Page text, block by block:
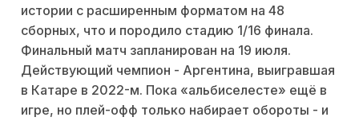
истории с расширенным форматом на 48
сборных, что и породило стадию 1/16 финала.
Финальный матч запланирован на 19 июля.
Действующий чемпион - Аргентина, выигравшая
в Катаре в 2022-м. Пока «альбиселесте» ещё в
игре, но плей-офф только набирает обороты - и